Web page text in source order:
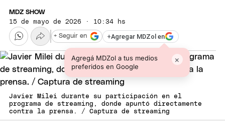
MDZ SHOW
15 de mayo de 2026 · 10:34 hs
+Agregar MDZol en
Agregá MDZol a tus medios
preferidos en Google
×
+ Seguir en
Javier Milei durante su participación en el
programa de streaming, donde apuntó directamente
contra la prensa. / Captura de streaming